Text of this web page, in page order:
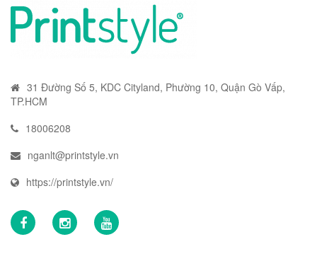
31 Đường Số 5, KDC Cityland, Phường 10, Quận Gò Vấp,
TP.HCM
18006208
nganlt@printstyle.vn
https://printstyle.vn/